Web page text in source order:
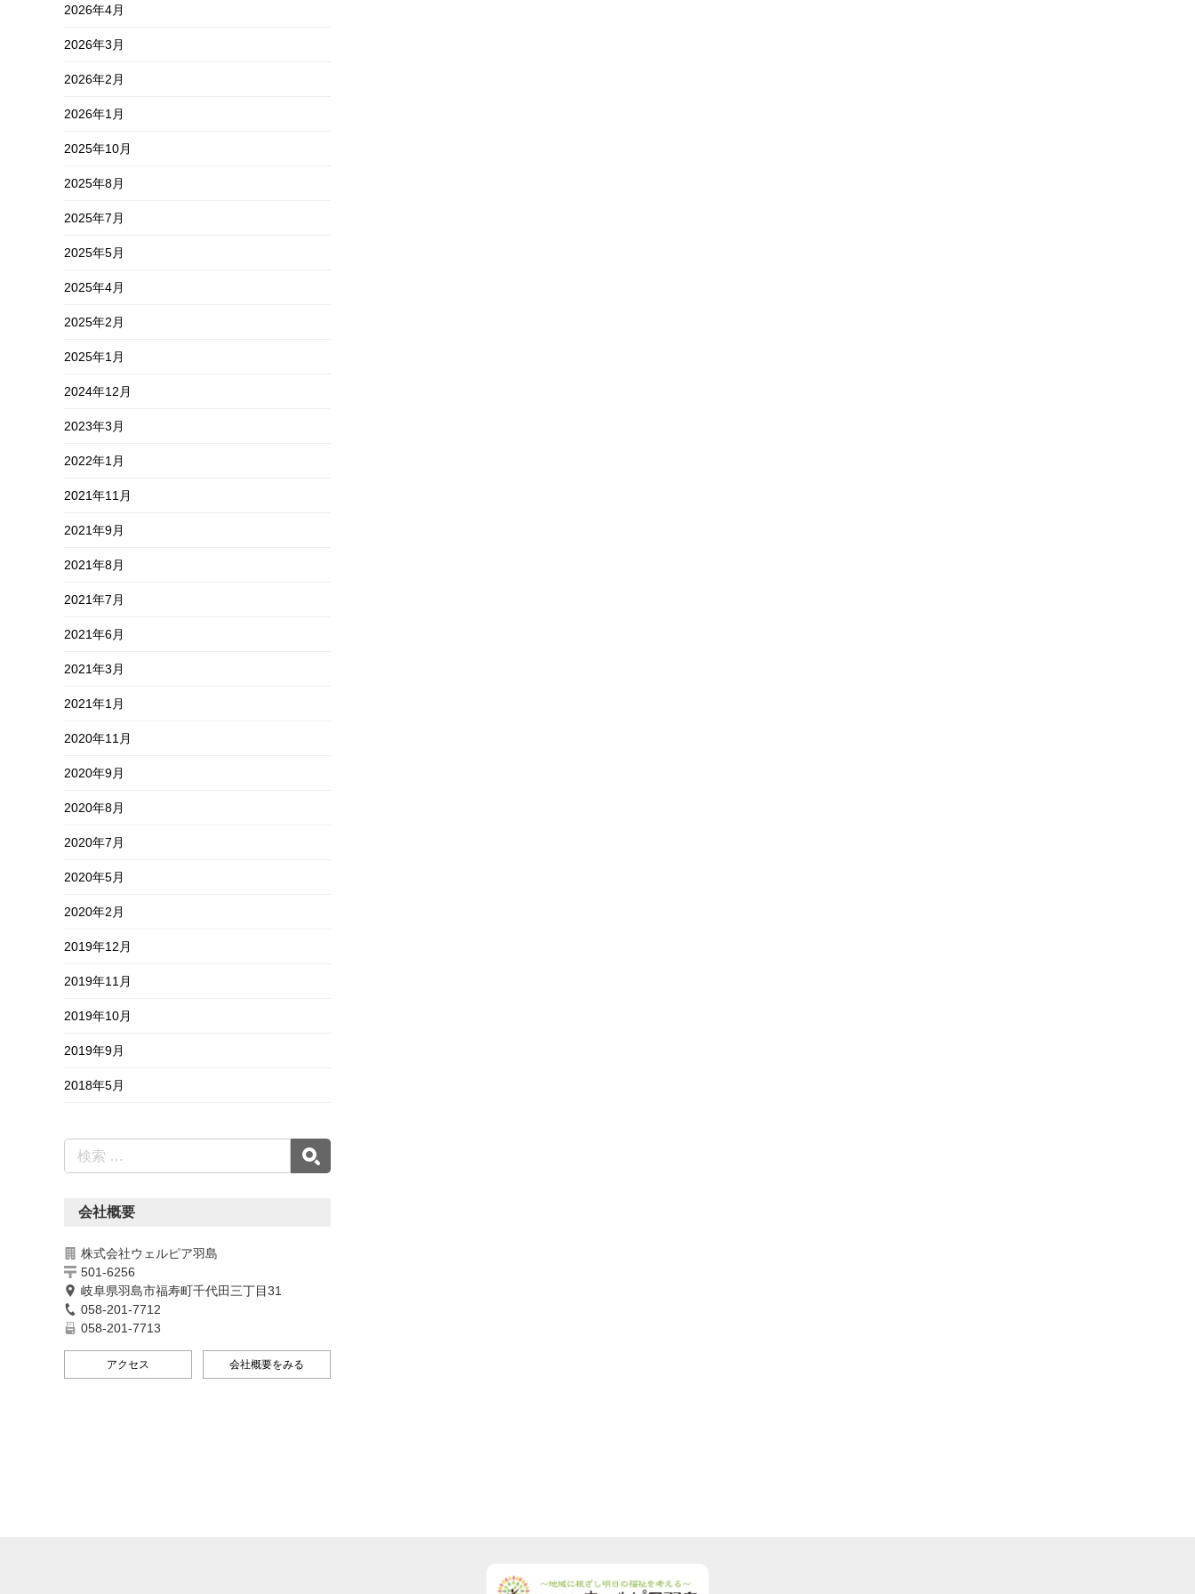
2026年4月
2026年3月
2026年2月
2026年1月
2025年10月
2025年8月
2025年7月
2025年5月
2025年4月
2025年2月
2025年1月
2024年12月
2023年3月
2022年1月
2021年11月
2021年9月
2021年8月
2021年7月
2021年6月
2021年3月
2021年1月
2020年11月
2020年9月
2020年8月
2020年7月
2020年5月
2020年2月
2019年12月
2019年11月
2019年10月
2019年9月
2018年5月
会社概要
株式会社ウェルピア羽島
501-6256
岐阜県羽島市福寿町千代田三丁目31
058-201-7712
058-201-7713
アクセス 会社概要をみる